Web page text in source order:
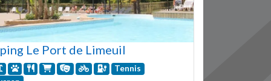
Le Port de Limeuil
Tennis